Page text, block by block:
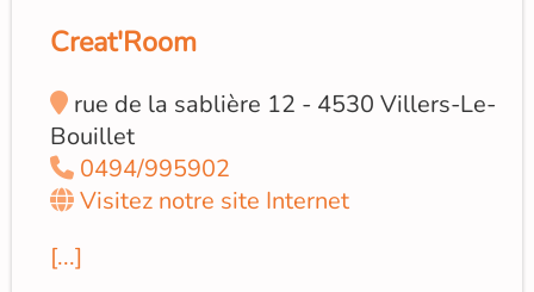
Creat'Room
rue de la sablière 12 - 4530 Villers-Le-
Bouillet
0494/995902
Visitez notre site Internet
[...]